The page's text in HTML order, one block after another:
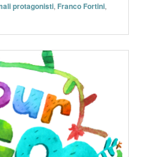
protagonisti, Franco Fortini,